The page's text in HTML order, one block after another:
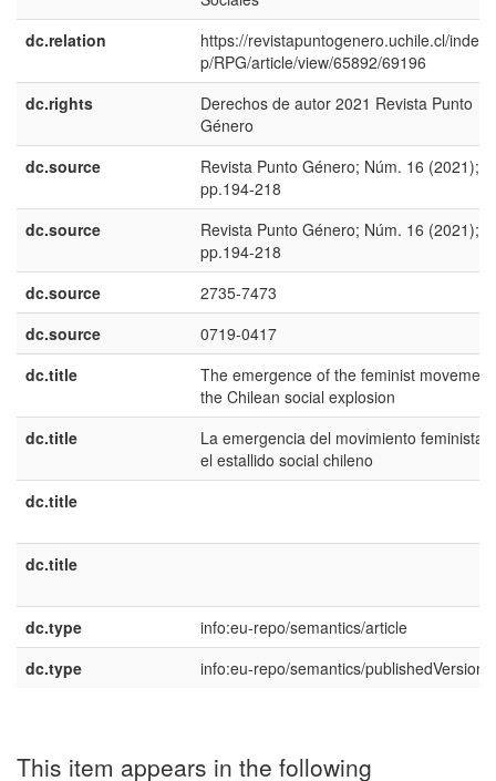
dc.relation
https://revistapuntogenero.uchile.cl/
p/RPG/article/view/65892/69196
dc.rights
Derechos de autor 2021 Revista Punto
Género
dc.source
Revista Punto Género; Núm. 16 (2021);
pp.194-218
dc.source
Revista Punto Género; Núm. 16 (2021);
pp.194-218
dc.source
2735-7473
dc.source
0719-0417
dc.title
The emergence of the feminist
the Chilean social explosion
dc.title
La emergencia del movimiento feminista
el estallido social chileno
dc.title
dc.title
dc.type
info:eu-repo/semantics/article
dc.type
info:eu-repo/semantics/publishedVersion
This item appears in the following